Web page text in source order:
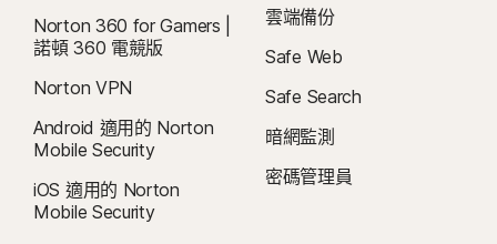
執行最新版與前兩版 Apple® iOS 的 iPhone 或 iPad。
雲端備份功能僅適用於 Windows (不包括在 S 模式的 Windows、在 ARM 處理
器上執行的 Windows)。
SafeCam 功能僅適用於 Windows (不包括在 S 模式的 Windows、在 ARM 處
理器上執行的 Windows)。
位置監督功能不適用於所有國家/地區。按一下「 」此處，
孩子的裝置必須安裝 Norton Family 應用程式並維持開機狀態，才能執行此功
Norton 360 for Gamers |
諾頓 360 電競版
Norton VPN
Android 適用的 Norton
Mobile Security
iOS 適用的 Norton
Mobile Security
雲端備份
Safe Web
Safe Search
暗網監測
密碼管理員